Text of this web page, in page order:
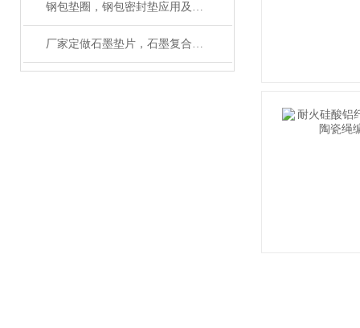
钢包垫圈，钢包密封垫应用及性能
厂家定做石墨垫片，石墨复合垫片规格齐全